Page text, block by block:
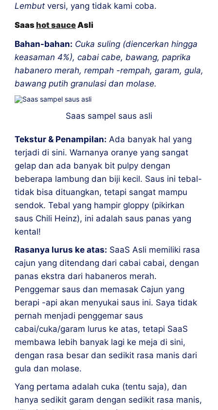
Lembut versi, yang tidak kami coba.
Saas hot sauceAsli
Bahan-bahan: Cuka suling (diencerkan hingga
keasaman 4%), cabai cabe, bawang, paprika
habanero merah, rempah -rempah, garam, gula,
bawang putih granulasi dan molase.
Saas sampel saus asli
Tekstur & Penampilan: Ada banyak hal yang
terjadi di sini. Warnanya oranye yang sangat
gelap dan ada banyak bit pulpy dengan
beberapa lambung dan biji kecil. Saus ini tebal-
tidak bisa dituangkan, tetapi sangat mampu
sendok. Tebal yang hampir gloppy (pikirkan
saus Chili Heinz), ini adalah saus panas yang
kental!
Rasanya lurus ke atas: SaaS Asli memiliki rasa
cajun yang ditendang dari cabai cabai, dengan
panas ekstra dari habaneros merah.
Penggemar saus dan memasak Cajun yang
berapi -api akan menyukai saus ini. Saya tidak
pernah menjadi penggemar saus
cabai/cuka/garam lurus ke atas, tetapi SaaS
membawa lebih banyak lagi ke meja di sini,
dengan rasa besar dan sedikit rasa manis dari
gula dan molase.
Yang pertama adalah cuka (tentu saja), dan
hanya sedikit garam dengan sedikit rasa manis,